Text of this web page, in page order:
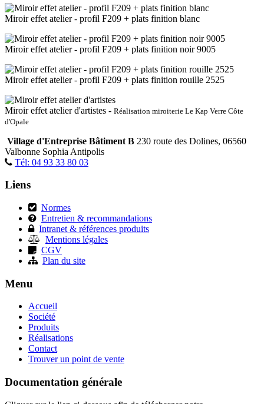
Miroir effet atelier - profil F209 + plats finition blanc
Miroir effet atelier - profil F209 + plats finition noir 9005
Miroir effet atelier - profil F209 + plats finition rouille 2525
Miroir effet atelier d'artistes - Réalisation miroiterie Le Kap Verre Côte
d'Opale
Village d'Entreprise Bâtiment B 230 route des Dolines, 06560
Valbonne Sophia Antipolis
Tél: 04 93 33 80 03
Liens
Normes
Entretien & recommandations
Intranet & références produits
Mentions légales
CGV
Plan du site
Menu
Accueil
Société
Produits
Réalisations
Contact
Trouver un point de vente
Documentation générale